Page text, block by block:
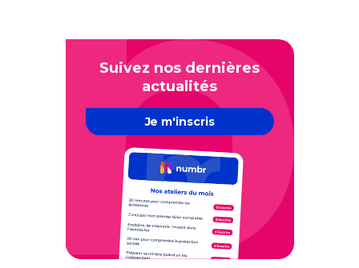
Suivez nos dernières
actualités
Je m'inscris